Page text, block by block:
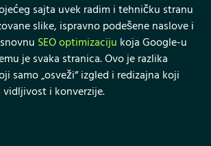
sajta uvek radim i tehničku stranu
slike, ispravno podešene naslove i
SEO optimizaciju koja Google-u
je svaka stranica. Ovo je razlika
samo „osveži“ izgled i redizajna koji
i konverzije.